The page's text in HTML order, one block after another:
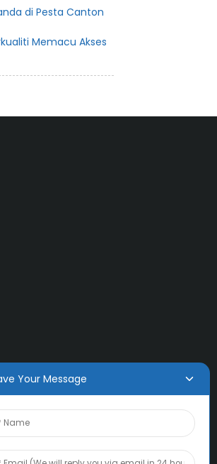
di Pesta Canton
Memacu Akses
Your Message